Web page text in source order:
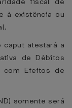
à existência ou
caput atestará a
de Débitos
com Efeitos de
somente será